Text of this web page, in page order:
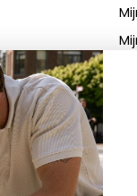
Zo bestelt u